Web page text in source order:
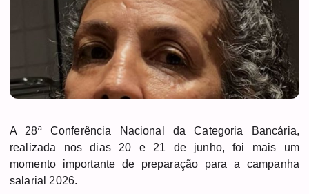
A 28ª Conferência Nacional da Categoria Bancária,
realizada nos dias 20 e 21 de junho, foi mais um
momento importante de preparação para a campanha
salarial 2026.